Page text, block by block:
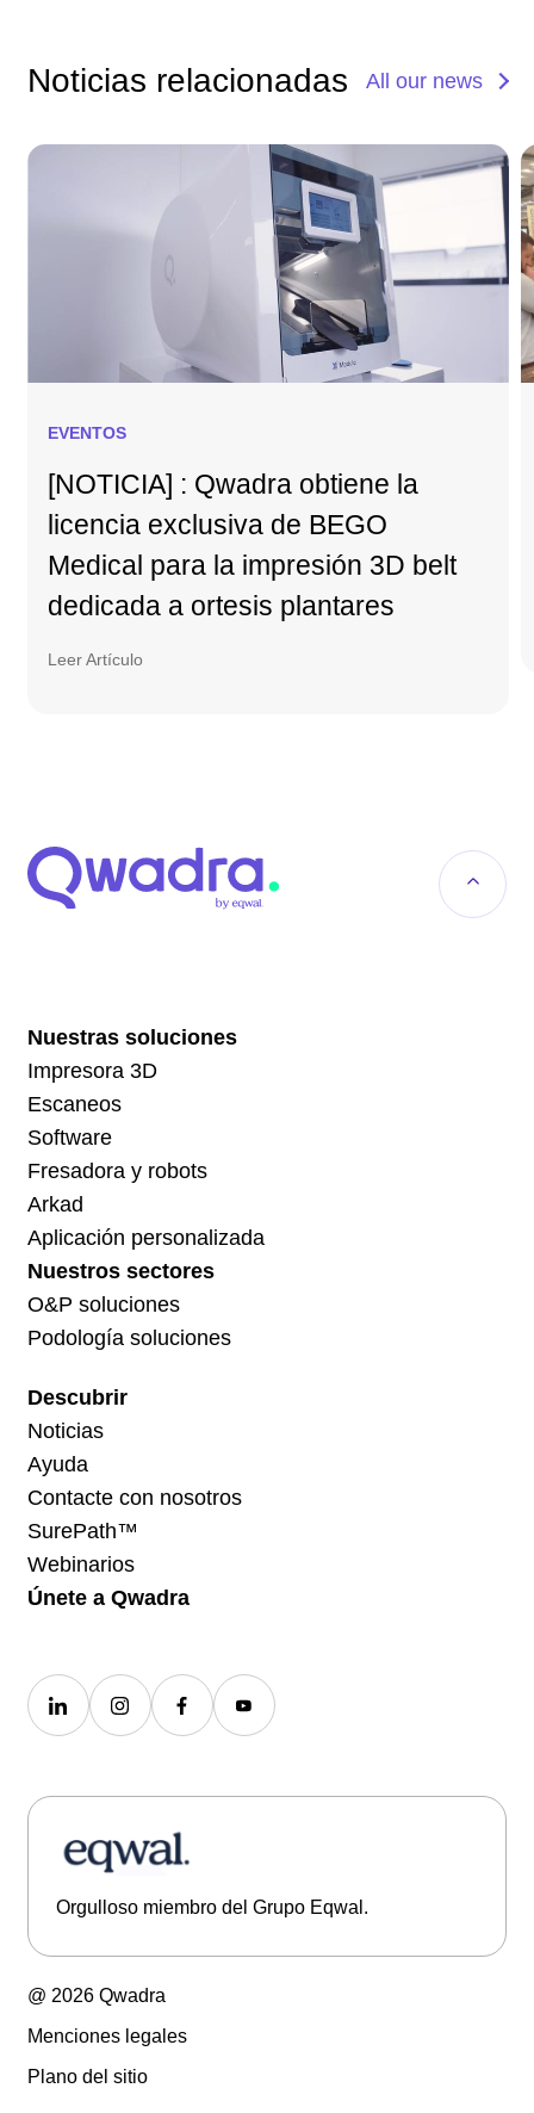
Noticias relacionadas All our news
EVENTOS
[NOTICIA] : Qwadra obtiene la
licencia exclusiva de BEGO
Medical para la impresión 3D belt
dedicada a ortesis plantares
Leer Artículo
Nuestras soluciones
Impresora 3D
Escaneos
Software
Fresadora y robots
Arkad
Aplicación personalizada
Nuestros sectores
O&P soluciones
Podología soluciones
Descubrir
Noticias
Ayuda
Contacte con nosotros
SurePath™
Webinarios
Únete a Qwadra
Orgulloso miembro del Grupo Eqwal.
@ 2026 Qwadra
Menciones legales
Plano del sitio